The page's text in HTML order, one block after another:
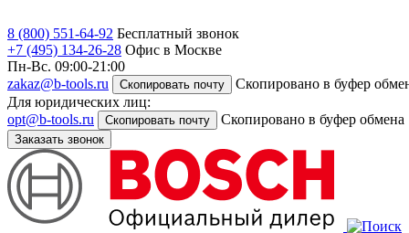
8 (800) 551-64-92 Бесплатный звонок
+7 (495) 134-26-28 Офис в Москве
Пн-Вс. 09:00-21:00
zakaz@b-tools.ru
Скопировать почту
Скопировано в буфер
Для юридических лиц:
opt@b-tools.ru
Скопировать почту Скопировано в буфер обмена
Заказать звонок